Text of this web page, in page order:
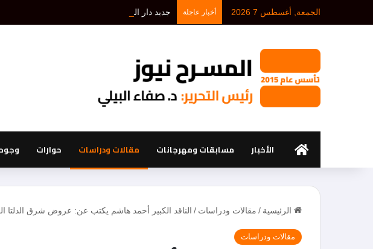
الجمعة, أغسطس 7 2026 أخبار عاجلة جديد دار الفنون والآداب بالعراق.. البصرة:
الرئيسيةالأخبار مسابقات ومهرجانات مقالات ودراسات حوارات
الرئيسية / مقالات ودراسات / الناقد الكبير أحمد هاشم يكتب عن: عروض شرق الدلتا
مقالات ودراسات